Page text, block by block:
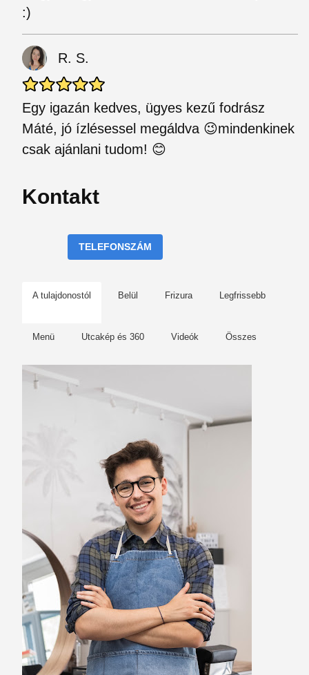
:)
R. S.
Egy igazán kedves, ügyes kezű fodrász
Máté, jó ízlésessel megáldva 😉mindenkinek
csak ajánlani tudom! 😊
Kontakt
TELEFONSZÁM
A tulajdonostól Belül Frizura Legfrissebb
Menü Utcakép és 360 Videók Összes